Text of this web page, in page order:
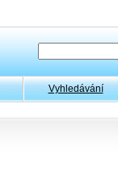
Vyhledávání